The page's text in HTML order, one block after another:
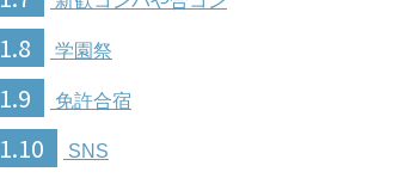
1.8 学園祭
1.9 免許合宿
1.10 SNS